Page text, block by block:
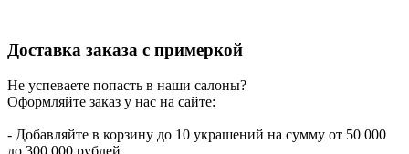
Доставка заказа с примеркой
Не успеваете попасть в наши салоны?
Оформляйте заказ у нас на сайте:
- Добавляйте в корзину до 10 украшений на сумму от 50 000
до 300 000 рублей.